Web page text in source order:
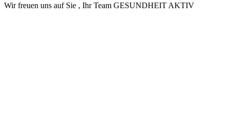
Wir freuen uns auf Sie , Ihr Team GESUNDHEIT AKTIV